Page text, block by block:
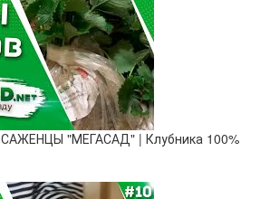
"МЕГАСАД" | Клубника 100%